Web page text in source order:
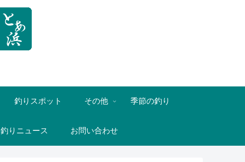
釣りスポット その他 季節の釣り
釣りニュース お問い合わせ